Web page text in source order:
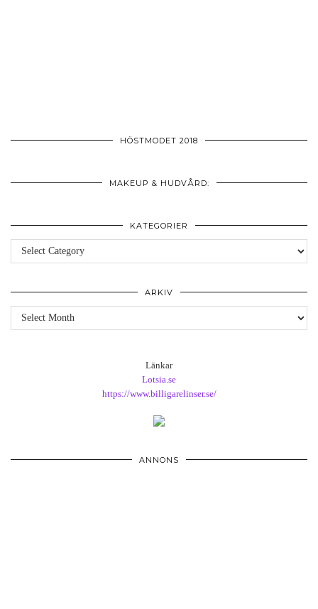
HÖSTMODET 2018
MAKEUP & HUDVÅRD:
KATEGORIER
Kategorier
ARKIV
Arkiv
Länkar
Lotsia.se
https://www.billigarelinser.se/
ANNONS